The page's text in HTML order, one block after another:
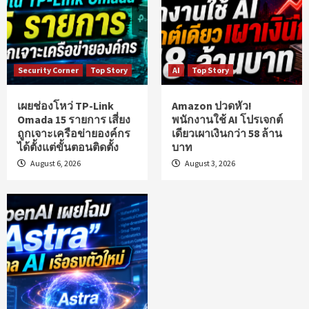
Security Corner Top Story
เผยช่องโหว่ TP-Link
Omada 15 รายการ เสี่ยง
ถูกเจาะเครือข่ายองค์กร
ได้ตั้งแต่ขั้นตอนติดตั้ง
August 6, 2026
AI Top Story
Amazon ปวดหัว!
พนักงานใช้ AI โปรเจกต์
เดียวเผาเงินกว่า 58 ล้าน
บาท
August 3, 2026